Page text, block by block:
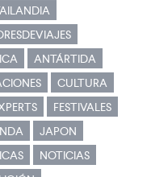
ANTÁRTIDA
CULTURA
FESTIVALES
JAPON
NOTICIAS